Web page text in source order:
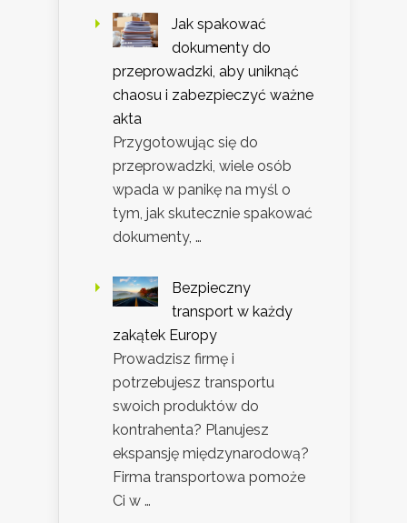
Jak spakować
dokumenty do
przeprowadzki, aby uniknąć
chaosu i zabezpieczyć ważne
akta
Przygotowując się do
przeprowadzki, wiele osób
wpada w panikę na myśl o
tym, jak skutecznie spakować
dokumenty, …
Bezpieczny
transport w każdy
zakątek Europy
Prowadzisz firmę i
potrzebujesz transportu
swoich produktów do
kontrahenta? Planujesz
ekspansję międzynarodową?
Firma transportowa pomoże
Ci w …